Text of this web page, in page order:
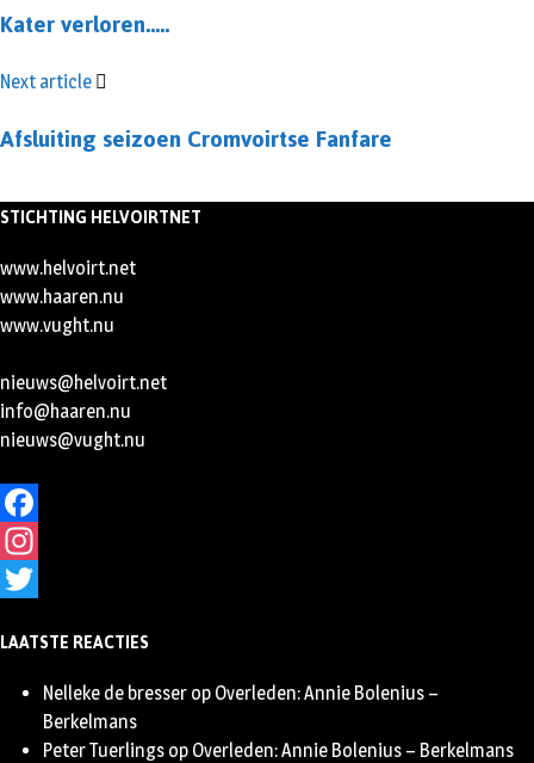
Kater verloren…..
Next article
Afsluiting seizoen Cromvoirtse Fanfare
STICHTING HELVOIRTNET
www.helvoirt.net
www.haaren.nu
www.vught.nu
nieuws@helvoirt.net
info@haaren.nu
nieuws@vught.nu
Facebook
Instagram
LAATSTE REACTIES
Nelleke de bresser op Overleden: Annie Bolenius –
Berkelmans
Peter Tuerlings op Overleden: Annie Bolenius – Berkelmans